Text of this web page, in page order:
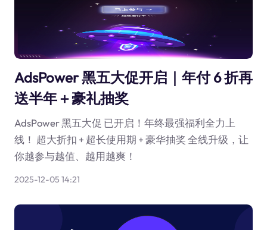
AdsPower 黑五大促开启｜年付 6 折再
送半年＋豪礼抽奖
AdsPower 黑五大促 已开启！年终最强福利全力上
线！ 超大折扣 + 超长使用期 + 豪华抽奖 全线升级，让
你越参与越值、越用越爽！
2025-12-05 14:21